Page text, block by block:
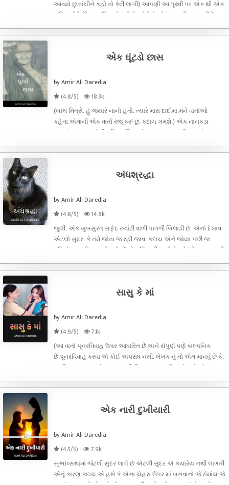
આવ્યો છુ.વાંચીને કહો તો કેવી લાગી) આપણી આ પૃથ્વી પર એક થી એક
ચઢિયાતી ટેલેંટેડ વ્યક્તિઓ પડી છે. જેવી કે. કોઈ નાકથી હવા ભરીને
ગોખલ
એક ઘૂંટડો છાસ
by Amir Ali Daredia
(4.8/5)
18.3k
(બાલ મિત્રો. હું જ્યારે નાનો હતો. ત્યારે મારા દાદીમા.મને વાર્તાઓ
કહેતા.એમાની એક વાર્તા રજૂ કરું છું. કદાચ ગમશે.) એક નાનકડા
ગામમાં. વાઘજી. એની પત્નિ મણિ સાથે ખુશ હાલ જીંદગી જીવતો
એમાં. પતિ પત્ન
અંધશ્રદ્ધા
by Amir Ali Daredia
(4.8/5)
14.8k
જુલી. એક ખુબસુરત.સફેદ રુવાંટી વાળી પાતળી બિલાડી છે. એનો દેખાવ
એટલો સુંદર. કે તમે જોતા જ રહી જાવ. કદાચ એને જોયા પછી જ
કવિએ આ કવિતા લખી હશે. મેં એક બિલાડી પાળી છે. જે રંગે બહુ રુપાળી
સાસુ કે માં
by Amir Ali Daredia
(4.9/5)
7.1k
(આ વાર્તા પૂનરવિવાહ ઉપર આધારિત છે.અને સંપુર્ણ પણે કાલ્પનિક
છે.પૂનરવિવાહ કરવા એ કોઈ અપરાધ નથી. લેખક નું તો એમ માનવું છે કે.
સ્ત્રી અથવા પુરુષને જીવનસાથીની જરૂર જુવાનીમા હોય છે એના કરતા
એક નારી દુખીયારી
by Amir Ali Daredia
(4.5/5)
7.9k
સ્ત્ર્ભાવ્સથામાં જેટલી સુંદર લાગે છે એટલી સુંદર એ ક્યારેય નથી લાગતી
એનું કારણ કદાચ એ હશે કે એના ચેહરા ઉપર માં બનવાનો જે રોમાંચ જે